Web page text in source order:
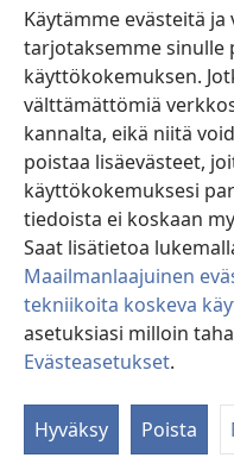
Käytämme evästeitä
tarjotaksemme sinulle
käyttökokemuksen.
välttämättömiä
kannalta, eikä niitä
poistaa lisäevästeet,
käyttökokemuksesi
tiedoista ei koskaan
Saat lisätietoa
Maailmanlaajuinen
tekniikoita koskeva
asetuksiasi milloin
Evästeasetukset.
Hyväksy Poista
(avaa
uuden
ikkunan)Vartiotornin
(avaa
uuden
ikkunan)JW Hub ®
(avaa
uuden
ikkunan)
®
Watchtower Library
Copyright
© 2026 Watch
KÄYTTÖEHDOT|